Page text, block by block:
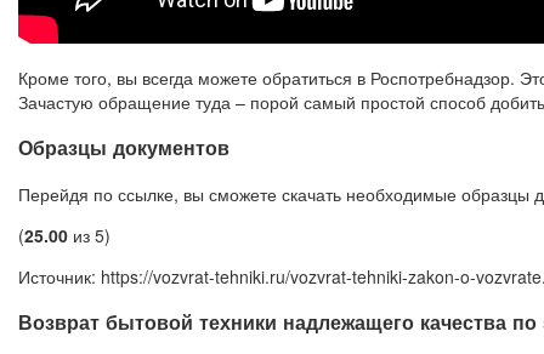
Кроме того, вы всегда можете обратиться в Роспотребнадзор.
Зачастую обращение туда – порой самый простой способ
Образцы документов
Перейдя по ссылке, вы сможете скачать необходимые образцы
(25.00 из 5)
Источник: https://vozvrat-tehniki.ru/vozvrat-tehniki-zakon-o-
Возврат бытовой техники надлежащего качества по